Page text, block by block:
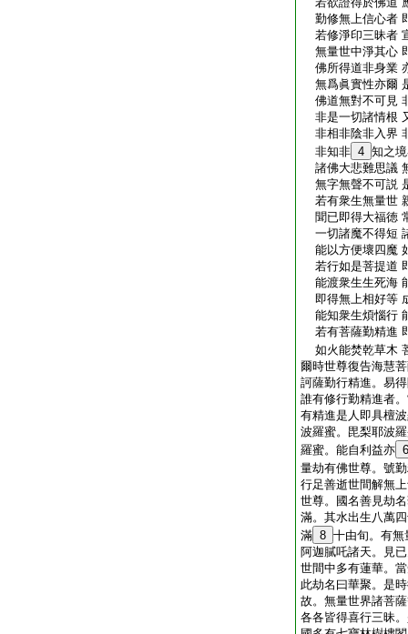
勤修無上信心者
若修淨印三昧者
無量世中淨其心
佛所得道非身業
無爲眞實性亦爾
佛道無對不可見
非是一切諸情根
非相非陰非入界
非知非 4 知之
諸佛大悲難思議
無字無聲不可説
若有衆生無量世
聞已即得大福徳
一切諸魔不得短
能以方便壞四魔
若行如是菩提道
能渡衆生生死海
即得無上相好等
能知衆生煩惱行
若有菩薩勤精進
如火能焚乾草木
爾時世尊復告海慧
訶薩勤行精進。易
誰有修行勤精進者
有精進是人即具檀
波羅蜜。毘梨耶波
羅蜜。能自利益亦 6
量劫有佛世尊。號
行足善逝世間解無
世尊。國名善見劫
滿。其水出生八萬
滿 8 十由旬。有無
阿迦膩吒諸天。見
世間中多有蓮華。
此劫名曰華聚。是
故。無量世界諸菩
各各皆得喜行三昧